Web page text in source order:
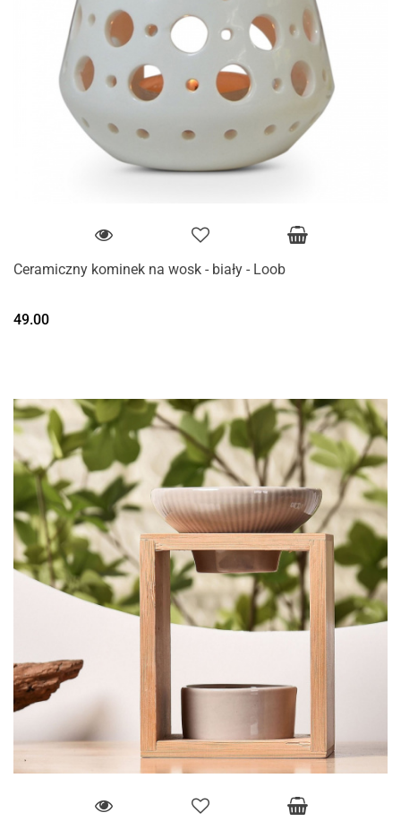
Ceramiczny kominek na wosk - biały - Loob
49.00